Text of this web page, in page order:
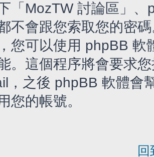
「MozTW 討論區」
不會跟您索取您的密
您可以使用 phpBB 軟
。這個程序將會要求
，之後 phpBB 軟體會
您的帳號。